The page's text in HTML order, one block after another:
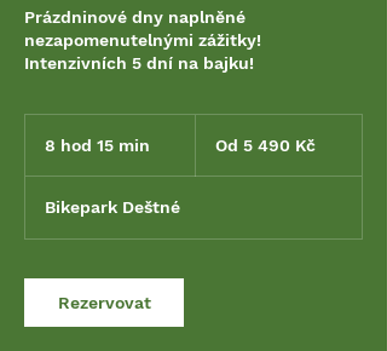
Prázdninové dny naplněné
nezapomenutelnými zážitky!
Intenzivních 5 dní na bajku!
8 hod 15 min
d
1
m
i
n
českých
Od 5 490 Kč
Bikepark Deštné
Rezervovat